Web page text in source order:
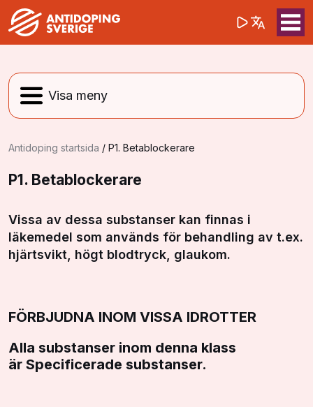
Sök på(opens in a
Antidoping startsida / P1. Betablockerare
P1. Betablockerare
Vissa av dessa substanser kan finnas i
läkemedel som används för behandling av t.ex.
hjärtsvikt, högt blodtryck, glaukom.
FÖRBJUDNA INOM VISSA IDROTTER
Alla substanser inom denna klass
är Specificerade substanser.